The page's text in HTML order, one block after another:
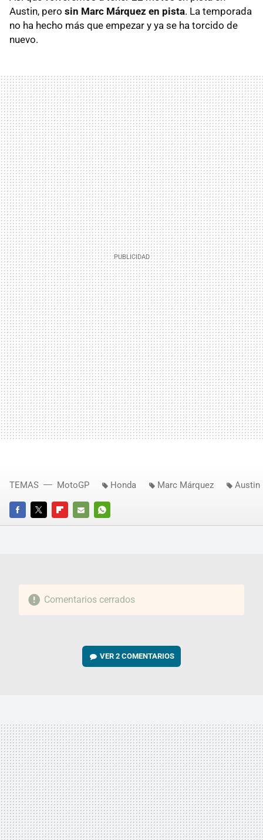
Austin, pero sin Marc Márquez en pista. La temporada
no ha hecho más que empezar y ya se ha torcido de
nuevo.
FACEBOOKTWITTERFLIPBOARD
E-
WHATSAPP
TEMAS MotoGP Honda Marc Márquez Austin
Comentarios cerrados
VER2 COMENTARIOS